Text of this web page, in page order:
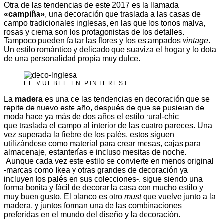
Otra de las tendencias de este 2017 es la llamada
«campiña», una decoración que traslada a las casas de
campo tradicionales inglesas, en las que los tonos malva,
rosas y crema son los protagonistas de los detalles.
Tampoco pueden faltar las flores y los estampados vintage.
Un estilo romántico y delicado que suaviza el hogar y lo dota
de una personalidad propia muy dulce.
EL MUEBLE EN PINTEREST
La madera es una de las tendencias en decoración que se
repite de nuevo este año, después de que se pusieran de
moda hace ya más de dos años el estilo rural-chic
que traslada el campo al interior de las cuatro paredes. Una
vez superada la fiebre de los palés, estos siguen
utilizándose como material para crear mesas, cajas para
almacenaje, estanterías e incluso mesitas de noche.
Aunque cada vez este estilo se convierte en menos original
-marcas como Ikea y otras grandes de decoración ya
incluyen los palés en sus colecciones-, sigue siendo una
forma bonita y fácil de decorar la casa con mucho estilo y
muy buen gusto. El blanco es otro mustque vuelve junto a la
madera, y juntos forman una de las combinaciones
preferidas en el mundo del diseño y la decoración.